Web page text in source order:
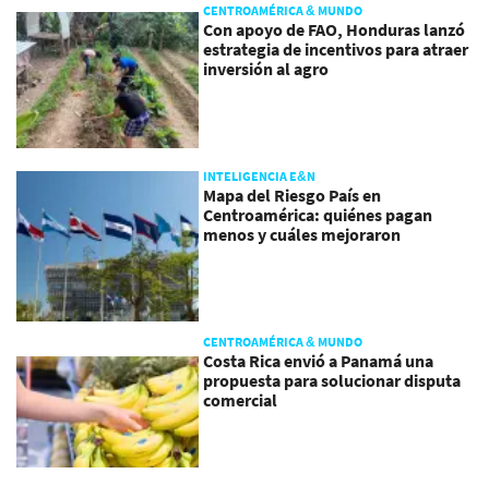
CENTROAMÉRICA & MUNDO
Con apoyo de FAO, Honduras lanzó
estrategia de incentivos para atraer
inversión al agro
INTELIGENCIA E&N
Mapa del Riesgo País en
Centroamérica: quiénes pagan
menos y cuáles mejoraron
CENTROAMÉRICA & MUNDO
Costa Rica envió a Panamá una
propuesta para solucionar disputa
comercial